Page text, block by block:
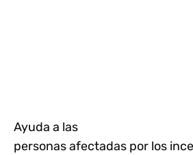
Ayuda a las
personas afectadas por los